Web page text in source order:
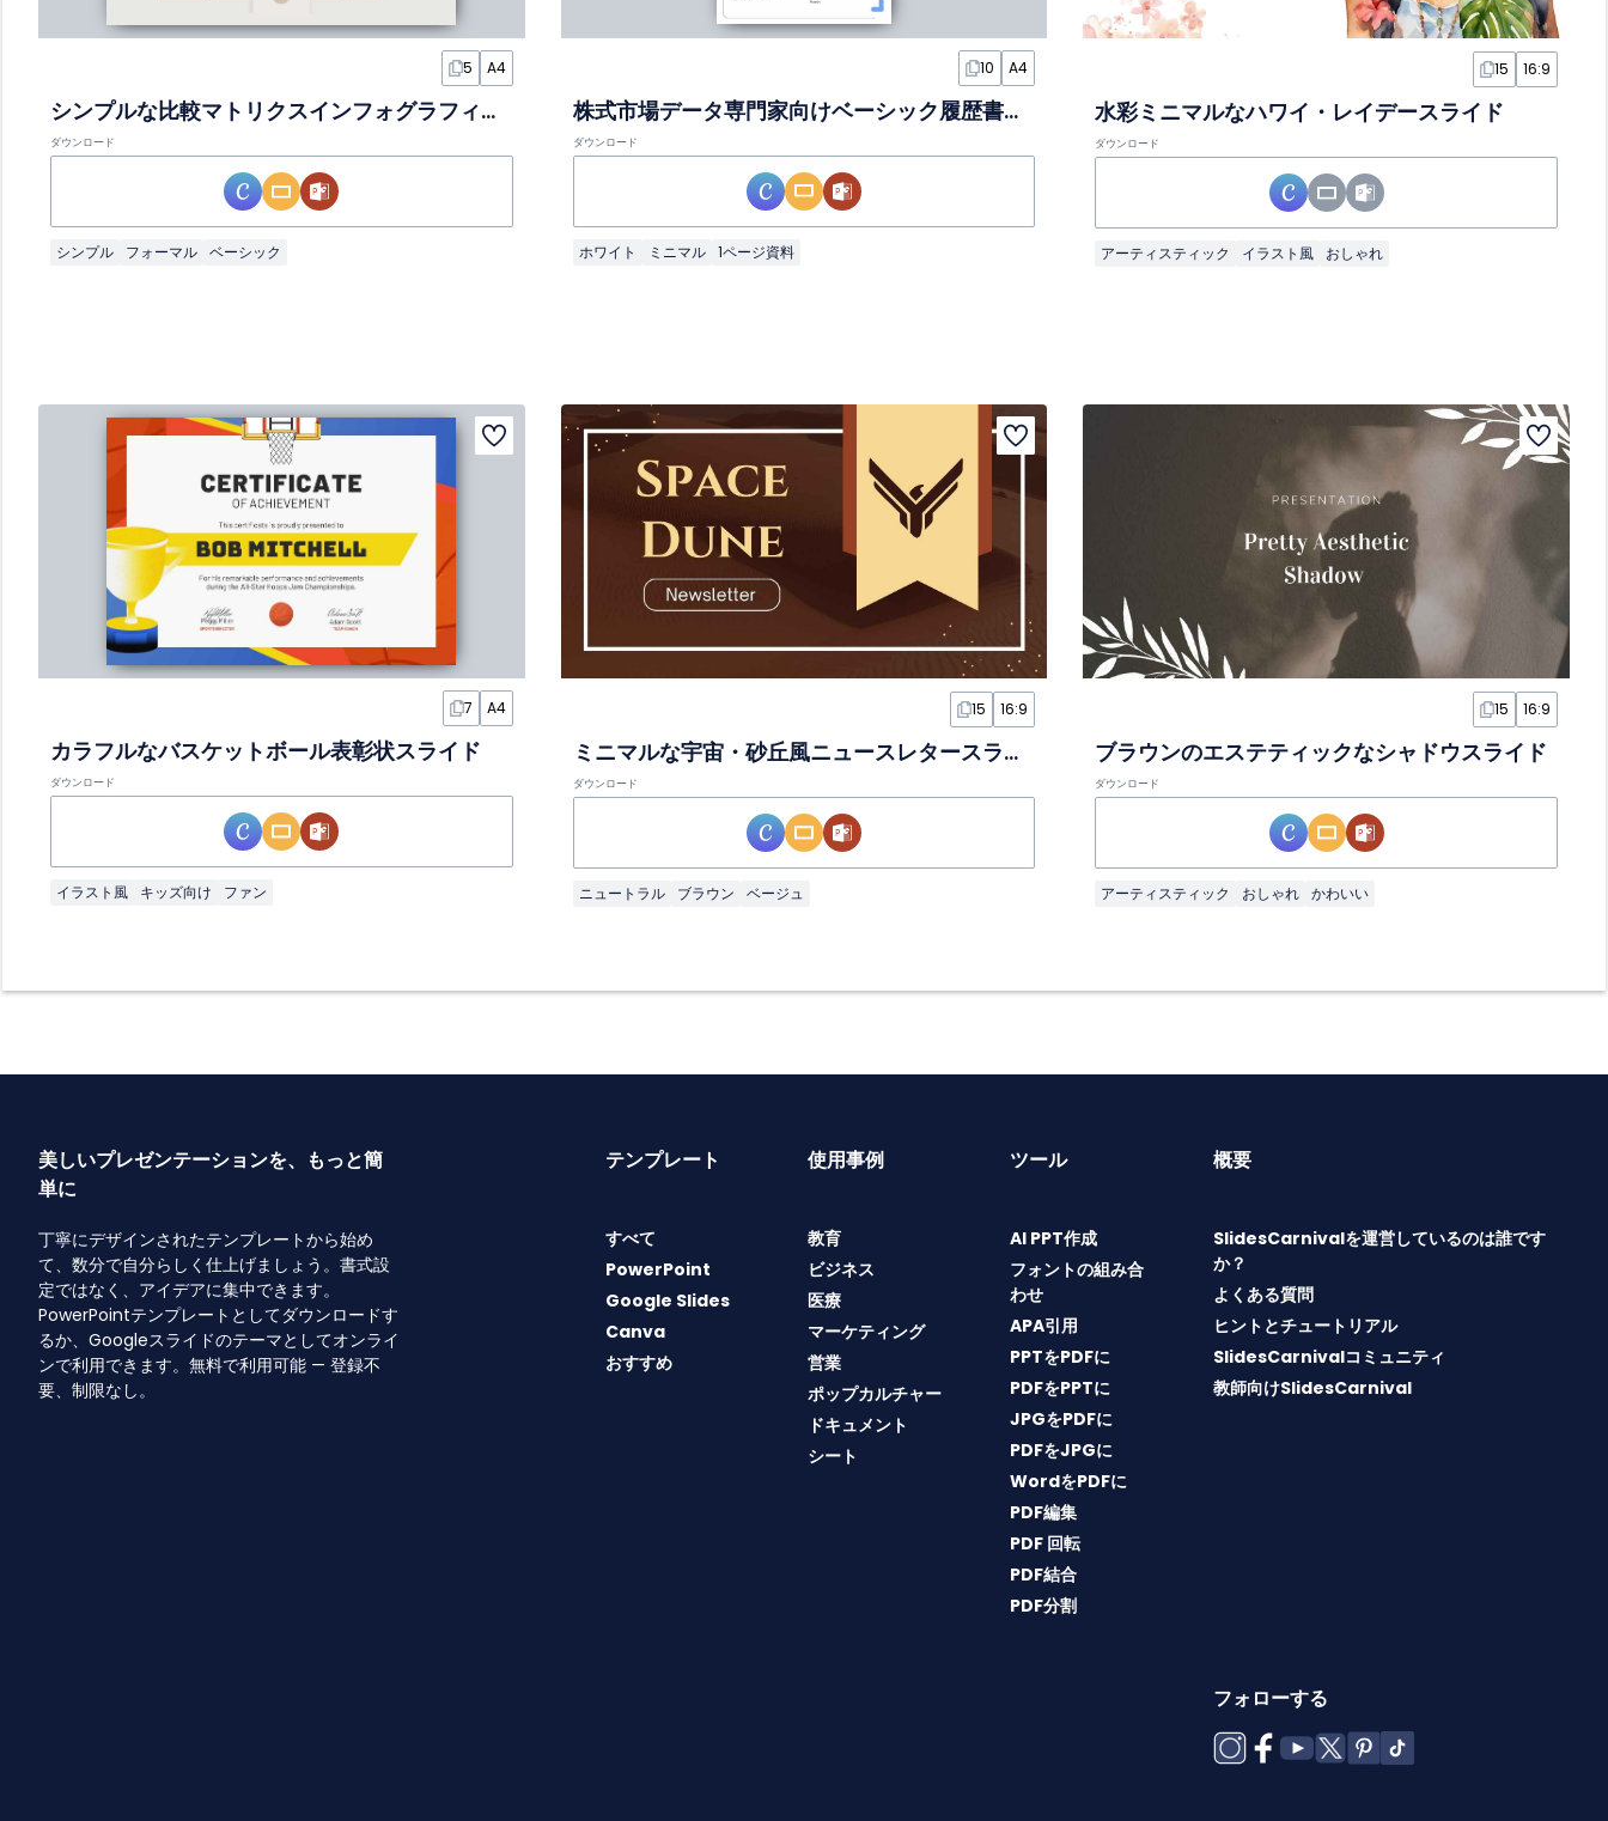
5 A4
シンプルな比較マトリクスインフォグラフィック
ダウンロード
シンプル フォーマル ベーシック
10 A4
株式市場データ専門家向けベーシック履歴書スライド
ダウンロード
ホワイト ミニマル 1ページ資料
15 16:9
水彩ミニマルなハワイ・レイデースライド
ダウンロード
アーティスティック イラスト風 おしゃれ
7 A4
カラフルなバスケットボール表彰状スライド
ダウンロード
イラスト風 キッズ向け ファン
15 16:9
ミニマルな宇宙・砂丘風ニュースレタースライド
ダウンロード
ニュートラル ブラウン ベージュ
15 16:9
ブラウンのエステティックなシャドウスライド
ダウンロード
アーティスティック おしゃれ かわいい
美しいプレゼンテーションを、もっと簡
単に
丁寧にデザインされたテンプレートから始め
て、数分で自分らしく仕上げましょう。書式設
定ではなく、アイデアに集中できます。
PowerPointテンプレートとしてダウンロードす
るか、Googleスライドのテーマとしてオンライ
ンで利用できます。無料で利用可能 — 登録不
要、制限なし。
テンプレート
すべて
PowerPoint
Google Slides
Canva
おすすめ
使用事例
教育
ビジネス
医療
マーケティング
営業
ポップカルチャー
ドキュメント
シート
ツール
AI PPT作成
フォントの組み合
わせ
APA引用
PPTをPDFに
PDFをPPTに
JPGをPDFに
PDFをJPGに
WordをPDFに
PDF編集
PDF 回転
PDF結合
PDF分割
概要
SlidesCarnivalを運営しているのは誰です
か？
よくある質問
ヒントとチュートリアル
SlidesCarnivalコミュニティ
教師向けSlidesCarnival
フォローする